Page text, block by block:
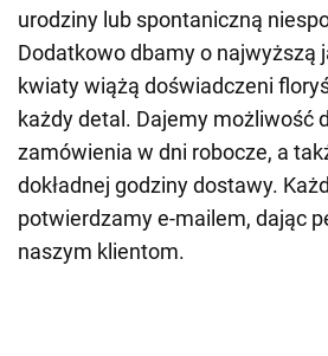
urodziny lub spontaniczną
Dodatkowo dbamy o najwyższą
kwiaty wiążą doświadczeni
każdy detal. Dajemy możliwość
zamówienia w dni robocze, a
dokładnej godziny dostawy.
potwierdzamy e-mailem, dając
naszym klientom.